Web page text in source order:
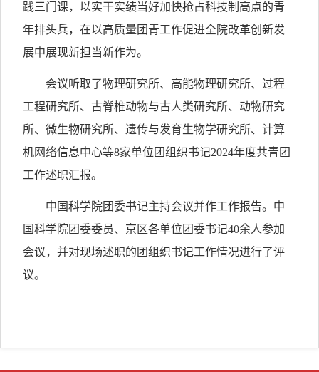
践三门课，以实干实绩当好加快抢占科技制高点的青
年排头兵，在以高质量团青工作促进全院改革创新发
展中展现新担当新作为。
会议听取了物理研究所、高能物理研究所、过程
工程研究所、古脊椎动物与古人类研究所、动物研究
所、微生物研究所、遗传与发育生物学研究所、计算
机网络信息中心等8家单位团组织书记2024年度共青团
工作述职汇报。
中国科学院团委书记主持会议并作工作报告。中
国科学院团委委员、京区各单位团委书记40余人参加
会议，并对现场述职的团组织书记工作情况进行了评
议。